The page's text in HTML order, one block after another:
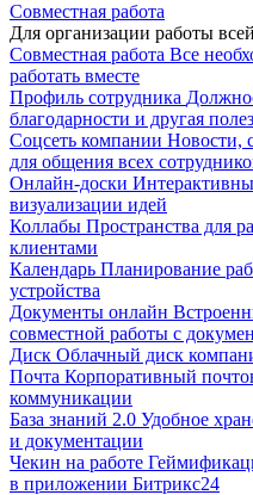
Совместная работа
Для организации работы
Совместная работа Все
работать вместе
Профиль сотрудника
благодарности и другая
Соцсеть компании Новости,
для общения всех
Онлайн-доски
визуализации идей
Коллабы Пространства для
клиентами
Календарь Планирование
устройства
Документы онлайн
совместной работы с
Диск Облачный диск
Почта Корпоративный
коммуникации
База знаний 2.0 Удобное
и документации
Чекин на работе
в приложении Битрикс24